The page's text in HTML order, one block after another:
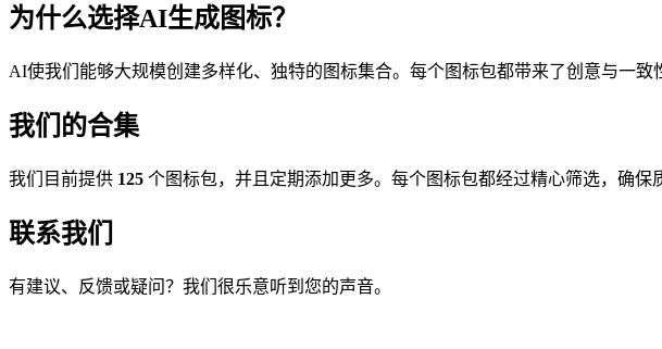
为什么选择AI生成图标？
AI使我们能够大规模创建多样化、独特的图标集合。每个图标包都带来了创意与一
我们的合集
我们目前提供 125 个图标包，并且定期添加更多。每个图标包都经过精心筛选，确保
联系我们
有建议、反馈或疑问？我们很乐意听到您的声音。